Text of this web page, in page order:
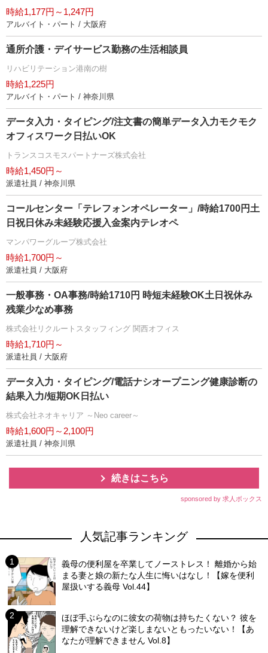
時給1,177円～1,247円
アルバイト・パート / 大阪府
通所介護・デイサービス勤務の生活相談員
リハビリテーション港南の樹
時給1,225円
アルバイト・パート / 神奈川県
データ入力・タイピング/注文書の簡単データ入力モクモク
オフィスワーク日払いOK
トランスコスモスパートナーズ株式会社
時給1,450円～
派遣社員 / 神奈川県
コールセンター「テレフォンオペレーター」/時給1700円土
日祝日休み未経験応援入金案内テレオペ
マンパワーグループ株式会社
時給1,700円～
派遣社員 / 大阪府
一般事務・OA事務/時給1710円 時短未経験OK土日祝休み
残業少なめ事務
株式会社リクルートスタッフィング 関西オフィス
時給1,710円～
派遣社員 / 大阪府
データ入力・タイピング/電話ナシオープニング健康診断の
結果入力/短期OK日払い
株式会社ネオキャリア ～Neo career～
時給1,600円～2,100円
派遣社員 / 神奈川県
続きはこちら
sponsored by 求人ボックス
人気記事ランキング
義母の便利屋を卒業してノーストレス！ 離婚から始
まる妻と娘の新たな人生に悔いはなし！【嫁を便利
屋扱いする義母 Vol.44】
ほぼ手ぶらなのに彼女の荷物は持ちたくない？ 彼を
理解できないけど楽しまないともったいない！【あ
なたが理解できません Vol.8】